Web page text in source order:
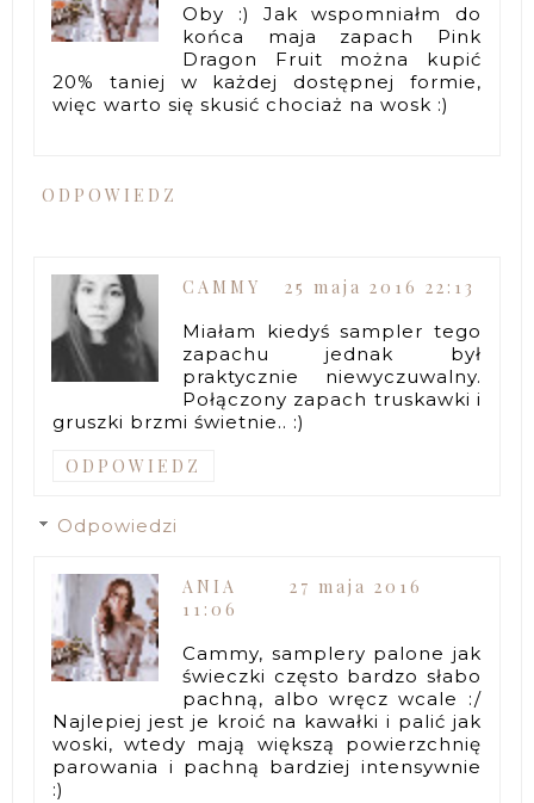
Oby :) Jak wspomniałm do
końca maja zapach Pink
Dragon Fruit można kupić
20% taniej w każdej dostępnej formie,
więc warto się skusić chociaż na wosk :)
ODPOWIEDZ
CAMMY
25 maja 2016 22:13
Miałam kiedyś sampler tego
zapachu jednak był
praktycznie niewyczuwalny.
Połączony zapach truskawki i
gruszki brzmi świetnie.. :)
ODPOWIEDZ
Odpowiedzi
ANIA
27 maja 2016
11:06
Cammy, samplery palone jak
świeczki często bardzo słabo
pachną, albo wręcz wcale :/
Najlepiej jest je kroić na kawałki i palić jak
woski, wtedy mają większą powierzchnię
parowania i pachną bardziej intensywnie
:)